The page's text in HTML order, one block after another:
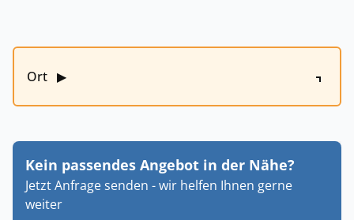
Ort ▶
Kein passendes Angebot in der Nähe?
Jetzt Anfrage senden - wir helfen Ihnen gerne
weiter